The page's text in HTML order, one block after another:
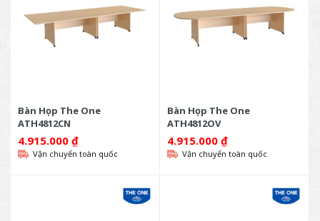
Bàn Họp The One
ATH4812CN
4.915.000 ₫
Vận chuyển toàn quốc
Bàn Họp The One
ATH4812OV
4.915.000 ₫
Vận chuyển toàn quốc